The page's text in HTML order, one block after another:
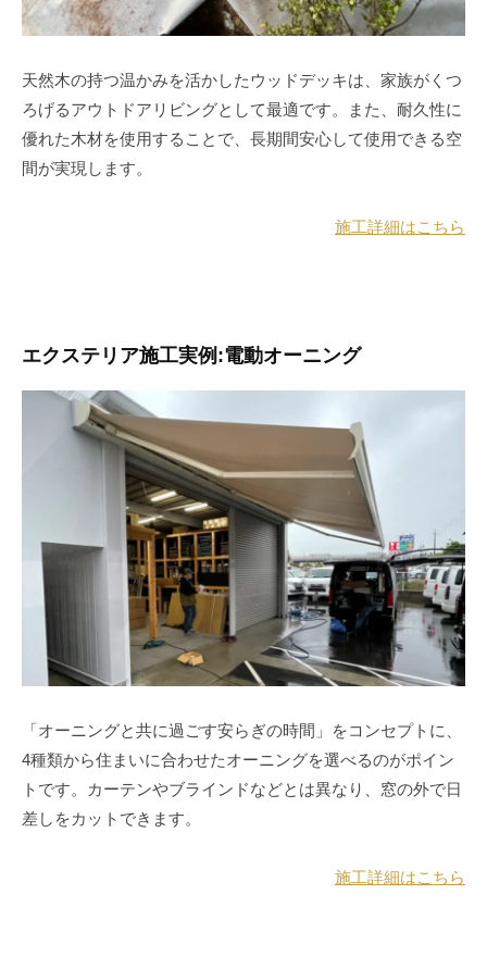
天然木の持つ温かみを活かしたウッドデッキは、家族がくつ
ろげるアウトドアリビングとして最適です。また、耐久性に
優れた木材を使用することで、長期間安心して使用できる空
間が実現します。
施工詳細はこちら
エクステリア施工実例:電動オーニング
「オーニングと共に過ごす安らぎの時間」をコンセプトに、
4種類から住まいに合わせたオーニングを選べるのがポイン
トです。カーテンやブラインドなどとは異なり、窓の外で日
差しをカットできます。
施工詳細はこちら